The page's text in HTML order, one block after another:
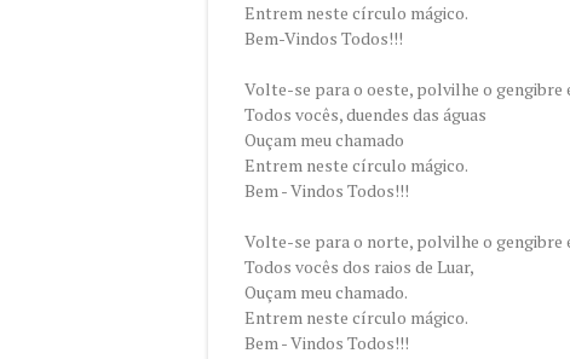
Entrem neste círculo mágico.
Bem-Vindos Todos!!!
Volte-se para o oeste, polvilhe o gengibre
Todos vocês, duendes das águas
Ouçam meu chamado
Entrem neste círculo mágico.
Bem - Vindos Todos!!!
Volte-se para o norte, polvilhe o gengibre
Todos vocês dos raios de Luar,
Ouçam meu chamado.
Entrem neste círculo mágico.
Bem - Vindos Todos!!!